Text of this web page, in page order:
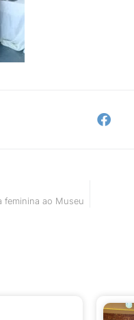
feminina ao Museu